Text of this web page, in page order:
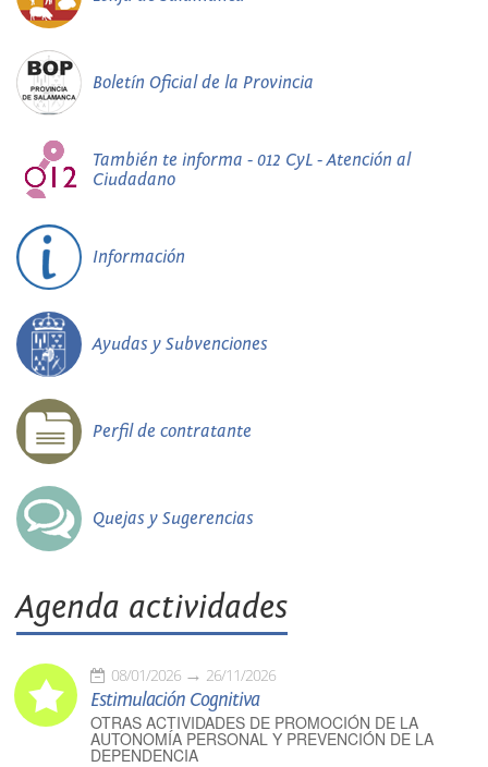
Boletín Oficial de la Provincia
También te informa - 012 CyL - Atención al
Ciudadano
Información
Ayudas y Subvenciones
Perfil de contratante
Quejas y Sugerencias
Agenda actividades
08/01/2026 26/11/2026
Estimulación Cognitiva
OTRAS ACTIVIDADES DE PROMOCIÓN DE LA
AUTONOMÍA PERSONAL Y PREVENCIÓN DE LA
DEPENDENCIA